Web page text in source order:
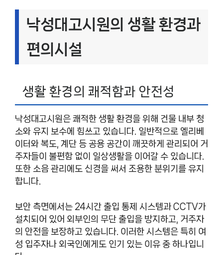
낙성대고시원의 생활 환경과
편의시설
생활 환경의 쾌적함과 안전성
낙성대고시원은 쾌적한 생활 환경을 위해 건물 내부 청
소와 유지 보수에 힘쓰고 있습니다. 일반적으로 엘리베
이터와 복도, 계단 등 공용 공간이 깨끗하게 관리되어 거
주자들이 불편함 없이 일상생활을 이어갈 수 있습니다.
또한 소음 관리에도 신경을 써서 조용한 분위기를 유지
합니다.
보안 측면에서는 24시간 출입 통제 시스템과 CCTV가
설치되어 있어 외부인의 무단 출입을 방지하고, 거주자
의 안전을 보장하고 있습니다. 이러한 시스템은 특히 여
성 입주자나 외국인에게도 인기 있는 이유 중 하나입니